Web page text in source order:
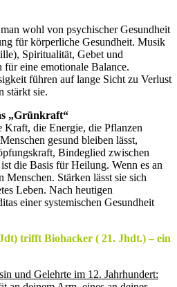
wohl von psychischer Gesundheit
für körperliche Gesundheit. Musik
Spiritualität, Gebet und
eine emotionale Balance.
führen auf lange Sicht zu Verlust
stärkt sie.
„Grünkraft“
die Energie, die Pflanzen
gesund bleiben lässt,
Bindeglied zwischen
die Basis für Heilung. Wenn es an
Menschen. Stärken lässt sie sich
Leben. Nach heutigen
einer systemischen Gesundheit
trifft Biohacker ( 21. Jhdt.) – ein
und Gelehrte im 12. Jahrhundert: